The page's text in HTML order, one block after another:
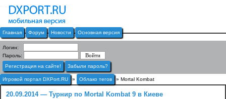
Главная Форум Новости Основная версия
Логин:
Пароль:
Регистрация на сайте!
Забыли пароль?
Игровой портал DXPort.RU » Облако тегов » Mortal Kombat
20.09.2014 — Турнир по Mortal Kombat 9 в Киеве